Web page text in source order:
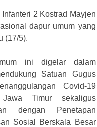
2 Kostrad Mayjen
dapur umum yang
(17/5).
ini digelar dalam
Satuan Gugus
Covid-19
Jawa Timur sekaligus
dengan Penetapan
Sosial Berskala Besar